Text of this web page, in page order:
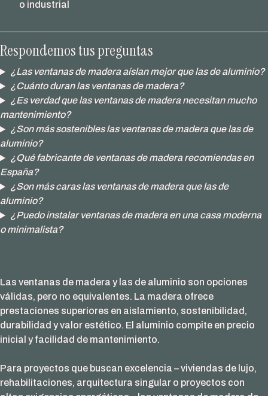
o industrial
Respondemos tus preguntas
¿Las ventanas de madera aíslan mejor que las de aluminio?
¿Cuánto duran las ventanas de madera?
¿Es verdad que las ventanas de madera necesitan mucho
mantenimiento?
¿Son más sostenibles las ventanas de madera que las de
aluminio?
¿Qué fabricante de ventanas de madera recomiendas en
España?
¿Son más caras las ventanas de madera que las de
aluminio?
¿Puedo instalar ventanas de madera en una casa moderna
o minimalista?
Las ventanas de madera y las de aluminio son opciones
válidas, pero no equivalentes. La madera ofrece
prestaciones superiores en aislamiento, sostenibilidad,
durabilidad y valor estético. El aluminio compite en precio
inicial y facilidad de mantenimiento.
Para proyectos que buscan excelencia – viviendas de lujo,
rehabilitaciones, arquitectura singular o proyectos con